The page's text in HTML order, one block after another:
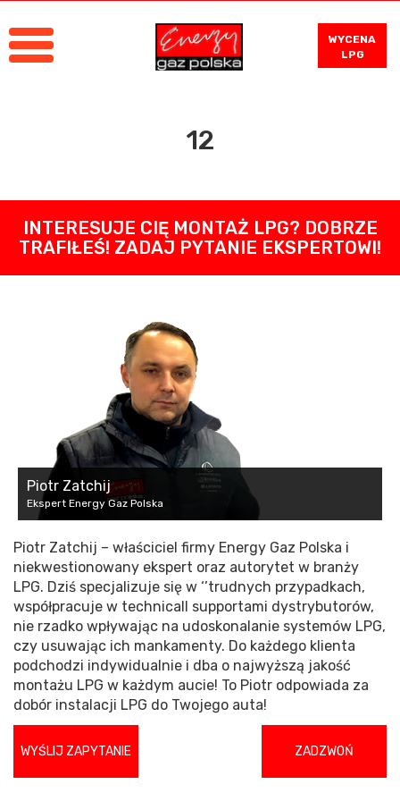
WYCENA
LPG
12
INTERESUJE CIĘ MONTAŻ LPG? DOBRZE
TRAFIŁEŚ! ZADAJ PYTANIE EKSPERTOWI!
Piotr Zatchij
Ekspert Energy Gaz Polska
Piotr Zatchij – właściciel firmy Energy Gaz Polska i
niekwestionowany ekspert oraz autorytet w branży
LPG. Dziś specjalizuje się w ‘’trudnych przypadkach,
współpracuje w technicall supportami dystrybutorów,
nie rzadko wpływając na udoskonalanie systemów LPG,
czy usuwając ich mankamenty. Do każdego klienta
podchodzi indywidualnie i dba o najwyższą jakość
montażu LPG w każdym aucie! To Piotr odpowiada za
dobór instalacji LPG do Twojego auta!
WYŚLIJ ZAPYTANIE ZADZWOŃ